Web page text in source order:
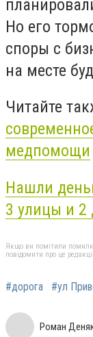
Но его
споры с
на месте
Читайте
медпомощи
Нашли
3 улицы и 2
Якщо ви помітили
повідомити про це
#дорога #ул
Роман